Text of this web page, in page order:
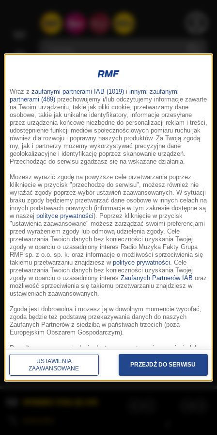
Korzystanie z portalu oznacza akceptację
Prywatność.Aplikacje.© 2026 Radio Muzyka
Fakty Grupa RMF sp. z o.o. sp. k.
Wraz z zaufanymi partnerami IAB (1019) i innymi zaufanymi
partnerami (489) przechowujemy i/lub odczytujemy informacje zawarte
na Twoim urządzeniu, takie jak pliki cookie, przetwarzamy dane
osobowe, takie jak unikalne identyfikatory, informacje przesyłane
przez urządzenia końcowe niezbędne do personalizacji reklam i treści,
udostępnienie funkcji mediów społecznościowych pomiaru ruchu jak
również dla rozwoju i poprawny naszych produktów. Za Twoją zgodą
my, jak i partnerzy możemy wykorzystywać precyzyjne dane
geolokalizacyjne i identyfikację poprzez skanowanie urządzeń.
Przechodząc do serwisu zgadzasz się na wskazane działania.
Możesz wyrazić zgodę na powyższe cele przetwarzania poprzez
kliknięcie w przycisk "przechodzę do serwisu", możesz również nie
wyrażać zgody poprzez wybór ustawień zaawansowanych. W sytuacji
braku zgody będziemy przetwarzać dane osobowe w innych celach na
innych podstawach prawnych (informacje w tym zakresie dostępne są
w naszej polityce prywatności). Poprzez kliknięcie w przycisk
"ustawienia zaawansowane" możesz zarządzać swoimi preferencjami
przed wyrażeniem zgody lub odmową udzielenia zgody. Cele
przetwarzania Twoich danych bez konieczności uzyskania Twojej
zgody w oparciu o uzasadniony interes Radio Muzyka Fakty Grupa
RMF sp. z o.o. sp. k. oraz informacje o możliwości sprzeciwienia się
takiemu przetwarzaniu znajdziesz w polityce prywatności. Cele
przetwarzania Twoich danych bez konieczności uzyskania Twojej
zgody w oparciu o uzasadniony interes Zaufanych Partnerów IAB oraz
możliwość sprzeciwienia się takiemu przetwarzaniu znajdziesz w
ustawieniach zaawansowanych.
Zgoda jest dobrowolna i możesz ją w dowolnym momencie wycofać,
zgoda będzie też podstawą przekazywania danych do naszych
Zaufanych Partnerów z siedzibą w państwach trzecich (poza
Europejskim Obszarem Gospodarczym).
Ponadto masz prawo żądania dostępu, sprostowania, usunięcia lub
ograniczenia przetwarzania danych, a także złożenia skargi do
Prezesa Urzędu Ochrony Danych Osobowych. W polityce prywatności
znajdziesz informacje jak wykonać swoje prawa. Szczegółowe
informacje na temat przetwarzania Twoich danych znajdują się w
USTAWIENIA
ZAAWANSOWANE
PRZEJDŹ DO SERWISU